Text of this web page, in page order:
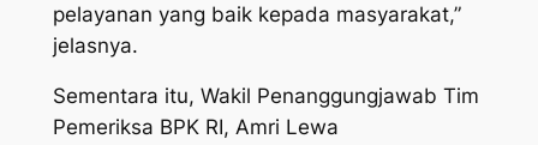
pelayanan yang baik kepada masyarakat,”
jelasnya.
Sementara itu, Wakil Penanggungjawab Tim
Pemeriksa BPK RI, Amri Lewa